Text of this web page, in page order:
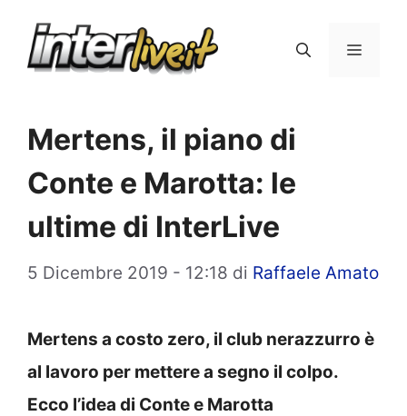
Menu
Mertens, il piano di
Conte e Marotta: le
ultime di InterLive
5 Dicembre 2019 - 12:18 di Raffaele Amato
Mertens a costo zero, il club nerazzurro è
al lavoro per mettere a segno il colpo.
Ecco l’idea di Conte e Marotta